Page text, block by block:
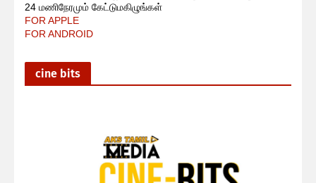
24 மணிநேரமும் கேட்டுமகிழுங்கள்
FOR APPLE
FOR ANDROID
cine bits